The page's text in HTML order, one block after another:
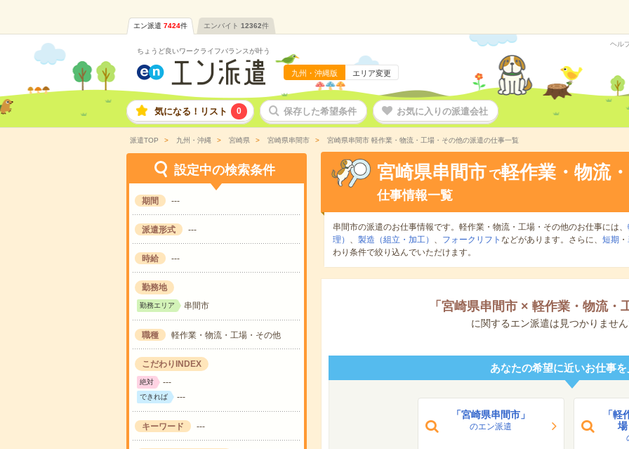
エン派遣 7424件 エンバイト 12362件
ちょうど良いワークライフバランスが叶う
九州・沖縄版 エリア変更
ヘル
気になる！リスト 0 保存した希望条件 お気に入りの派遣会社
派遣TOP 九州・沖縄 宮崎県 宮崎県串間市 宮崎県串間市 軽作業・物流・工場・その他の派遣の仕事一覧
設定中の検索条件
期間 ---
派遣形式 ---
時給 ---
勤務地
勤務エリア 串間市
職種 軽作業・物流・工場・その他
こだわりINDEX
絶対 ---
できれば ---
キーワード ---
宮崎県串間市 で軽作業・物流
仕事情報一覧
串間市の派遣のお仕事情報です。軽作業・物流・工場・その他のお仕事には、
理） 、 製造（組立・加工） 、 フォークリフト などがあります。さらに、 短期 ・
わり条件で絞り込んでいただけます。
「 宮崎県串間市 × 軽作業・物流・
に関するエン派遣は見つかりません
あなたの希望に近いお仕事を
「宮崎県串間市」
のエン派遣
「軽
場